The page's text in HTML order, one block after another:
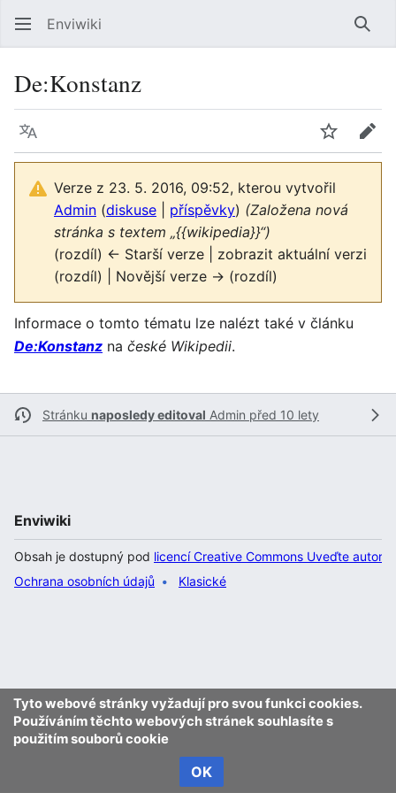
Enviwiki
De:Konstanz
Jazyk Sledovat
Verze z 23. 5. 2016, 09:52, kterou vytvořil
Admin (diskuse příspěvky) (Založena nová
stránka s textem „{{wikipedia}}“)
(rozdíl) ← Starší verze | zobrazit aktuální verzi
(rozdíl) | Novější verze → (rozdíl)
Informace o tomto tématu lze nalézt také v článku
De:Konstanz na české Wikipedii.
Stránku naposledy editoval Admin před 10 lety
Tyto webové stránky vyžadují pro svou funkci cookies.
Používáním těchto webových stránek souhlasíte s
použitím souborů cookie
OK
Enviwiki
Obsah je dostupný pod licencí Creative Commons Uveďte
Ochrana osobních údajů
Klasické